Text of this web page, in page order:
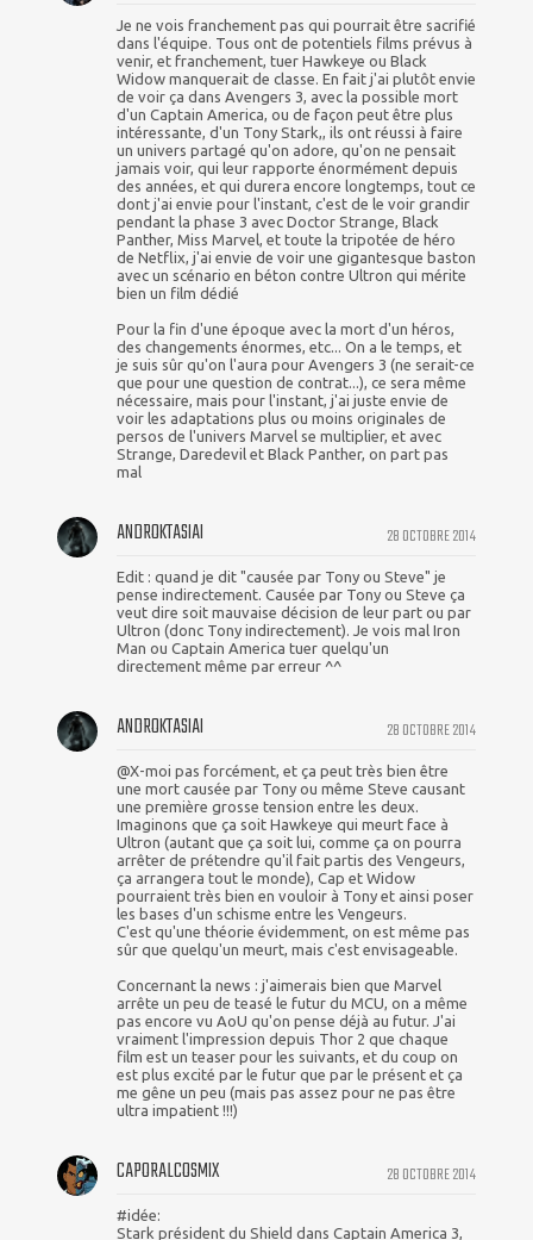
Je ne vois franchement pas qui pourrait être sacrifié
dans l'équipe. Tous ont de potentiels films prévus à
venir, et franchement, tuer Hawkeye ou Black
Widow manquerait de classe. En fait j'ai plutôt envie
de voir ça dans Avengers 3, avec la possible mort
d'un Captain America, ou de façon peut être plus
intéressante, d'un Tony Stark,, ils ont réussi à faire
un univers partagé qu'on adore, qu'on ne pensait
jamais voir, qui leur rapporte énormément depuis
des années, et qui durera encore longtemps, tout ce
dont j'ai envie pour l'instant, c'est de le voir grandir
pendant la phase 3 avec Doctor Strange, Black
Panther, Miss Marvel, et toute la tripotée de héro
de Netflix, j'ai envie de voir une gigantesque baston
avec un scénario en béton contre Ultron qui mérite
bien un film dédié
Pour la fin d'une époque avec la mort d'un héros,
des changements énormes, etc... On a le temps, et
je suis sûr qu'on l'aura pour Avengers 3 (ne serait-ce
que pour une question de contrat...), ce sera même
nécessaire, mais pour l'instant, j'ai juste envie de
voir les adaptations plus ou moins originales de
persos de l'univers Marvel se multiplier, et avec
Strange, Daredevil et Black Panther, on part pas
mal
28 OCTOBRE 2014
ANDROKTASIAI
Edit : quand je dit "causée par Tony ou Steve" je
pense indirectement. Causée par Tony ou Steve ça
veut dire soit mauvaise décision de leur part ou par
Ultron (donc Tony indirectement). Je vois mal Iron
Man ou Captain America tuer quelqu'un
directement même par erreur ^^
28 OCTOBRE 2014
ANDROKTASIAI
@X-moi pas forcément, et ça peut très bien être
une mort causée par Tony ou même Steve causant
une première grosse tension entre les deux.
Imaginons que ça soit Hawkeye qui meurt face à
Ultron (autant que ça soit lui, comme ça on pourra
arrêter de prétendre qu'il fait partis des Vengeurs,
ça arrangera tout le monde), Cap et Widow
pourraient très bien en vouloir à Tony et ainsi poser
les bases d'un schisme entre les Vengeurs.
C'est qu'une théorie évidemment, on est même pas
sûr que quelqu'un meurt, mais c'est envisageable.
Concernant la news : j'aimerais bien que Marvel
arrête un peu de teasé le futur du MCU, on a même
pas encore vu AoU qu'on pense déjà au futur. J'ai
vraiment l'impression depuis Thor 2 que chaque
film est un teaser pour les suivants, et du coup on
est plus excité par le futur que par le présent et ça
me gêne un peu (mais pas assez pour ne pas être
ultra impatient !!!)
28 OCTOBRE 2014
CAPORALCOSMIX
#idée:
Stark président du Shield dans Captain America 3,